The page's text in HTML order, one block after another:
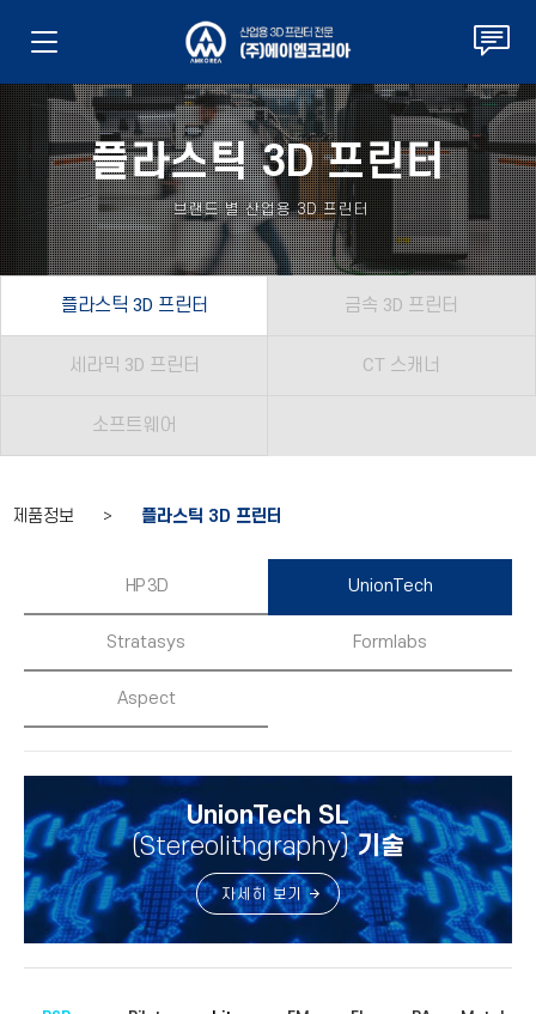
플라스틱 3D 프린터
브랜드 별 산업용 3D 프린터
플라스틱 3D 프린터 금속 3D 프린터
세라믹 3D 프린터 CT 스캐너
소프트웨어
제품정보 > 플라스틱 3D 프린터
HP 3D UnionTech
Stratasys Formlabs
Aspect
UnionTech SL
(Stereolithgraphy)기술
자세히 보기